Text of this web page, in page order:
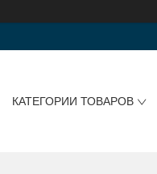
КАТЕГОРИИ ТОВАРОВ